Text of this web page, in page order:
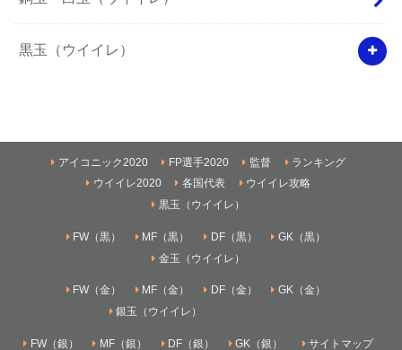
黒玉（ウイイレ）
アイコニック2020 FP選手2020 監督
ランキング
ウイイレ2020
各国代表
ウイイレ攻略
黒玉（ウイイレ）
FW（黒） MF（黒） DF（黒）
GK（黒）
金玉（ウイイレ）
FW（金） MF（金） DF（金）
GK（金）
銀玉（ウイイレ）
FW（銀） MF（銀） DF（銀） GK（銀） サイトマップ